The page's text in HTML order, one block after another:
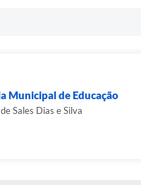
Municipal de Educação
Sales Dias e Silva